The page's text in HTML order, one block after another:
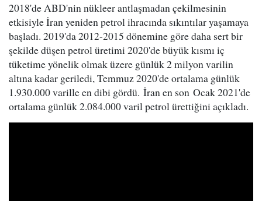
2018'de ABD'nin nükleer antlaşmadan çekilmesinin
etkisiyle İran yeniden petrol ihracında sıkıntılar yaşamaya
başladı. 2019'da 2012-2015 dönemine göre daha sert bir
şekilde düşen petrol üretimi 2020'de büyük kısmı iç
tüketime yönelik olmak üzere günlük 2 milyon varilin
altına kadar geriledi, Temmuz 2020'de ortalama günlük
1.930.000 varille en dibi gördü. İran en son Ocak 2021'de
ortalama günlük 2.084.000 varil petrol ürettiğini açıkladı.